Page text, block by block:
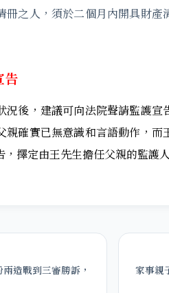
冊之人，須於二個月內開具財
告
況後，建議可向法院聲請監護
親確實已無意識和言語動作，
擇定由王先生擔任父親的監護
造戰到三審勝訴，
家事親